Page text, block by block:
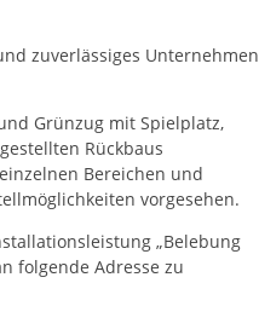
zuverlässiges Unternehmen
Grünzug mit Spielplatz,
Rückbaus
Bereichen und
vorgesehen.
„Belebung
folgende Adresse zu